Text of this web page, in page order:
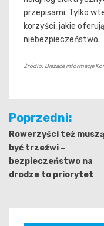
przepisami. Tylko
korzyści, jakie
niebezpieczeństwo.
Źródło: Bieżące informacje
Nawigacja
wpisu
Poprzedni:
Rowerzyści też muszą
być trzeźwi –
bezpieczeństwo na
drodze to priorytet